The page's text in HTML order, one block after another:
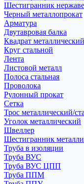
Шестигранник
Черный металлопрокат
Арматура
Двутавровая балка
Квадрат металлический
Круг стальной
Лента
Листовой металл
Полоса стальная
Проволока
Рулонный прокат
Сетка
Трос металлический/
Уголок металлический
Швеллер
Шестигранник
Труба в изоляции
Труба ВУС
Труба ВУС ЦПП
Труба ППМ